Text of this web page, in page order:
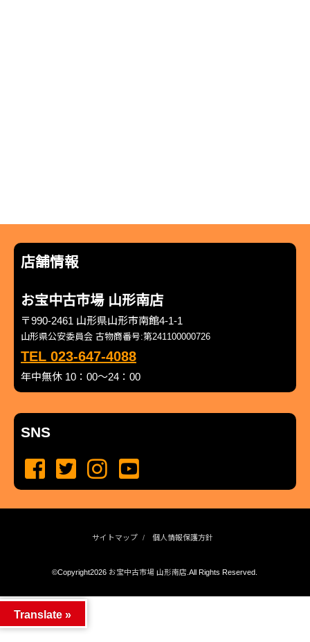
店舗情報
お宝中古市場 山形南店
〒990-2461 山形県山形市南館4-1-1
山形県公安委員会 古物商番号:第241100000726
TEL 023-647-4088
年中無休 10：00～24：00
SNS
サイトマップ 個人情報保護方針
©Copyright2026 お宝中古市場 山形南店.All Rights Reserved.
Translate »